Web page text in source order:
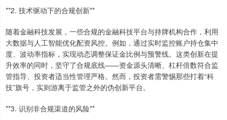
**2. 技术驱动下的合规创新**
随着金融科技发展，一些合规的金融科技平台与持牌机构合作，利用
大数据与人工智能优化配资风控。例如，通过实时监控账户持仓集中
度、波动率指标，实现动态调整保证金比例与预警线。这类创新在提
升效率的同时，坚守了合规底线——资金源头清晰、杠杆倍数符合监
管指导、投资者适当性管理严格。然而，投资者需警惕那些打着“科
技”旗号，实则游离于监管之外的伪创新平台。
**3. 识别非合规渠道的风险**